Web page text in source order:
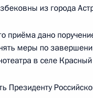
приняты)
мобильной
из города
приёма дано
меры по
в селе
Президенту